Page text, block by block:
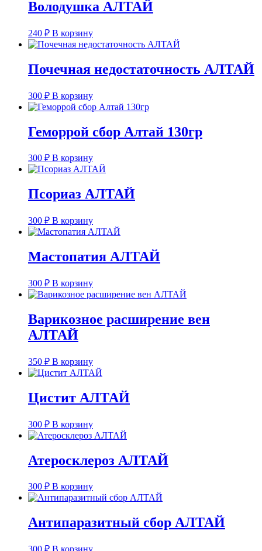
Володушка АЛТАЙ
240 ₽ В корзину
Почечная недостаточность АЛТАЙ
300 ₽ В корзину
Геморрой сбор Алтай 130гр
300 ₽ В корзину
Псориаз АЛТАЙ
300 ₽ В корзину
Мастопатия АЛТАЙ
300 ₽ В корзину
Варикозное расширение вен
АЛТАЙ
350 ₽ В корзину
Цистит АЛТАЙ
300 ₽ В корзину
Атеросклероз АЛТАЙ
300 ₽ В корзину
Антипаразитный сбор АЛТАЙ